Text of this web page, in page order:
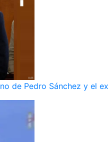
de Pedro Sánchez y el